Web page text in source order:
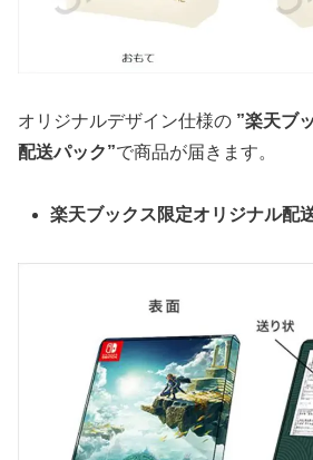
オリジナルデザイン仕様の ”楽天ブ
配送パック”で商品が届きます。
楽天ブックス限定オリジナル配